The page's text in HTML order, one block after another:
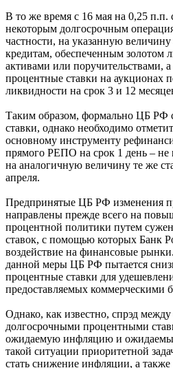
В то же время с 16 мая на 0,25
некоторым долгосрочным
частности, на указанную
кредитам, обеспеченным золотом
активами или поручительствами,
процентные ставки на аукционах
ликвидности на срок 3 и 12
Таким образом, формально ЦБ РФ
ставки, однако необходимо
основному инструменту
прямого РЕПО на срок 1 день –
на аналогичную величину те же
апреля.
Предпринятые ЦБ РФ изменения
направлены прежде всего на
процентной политики путем
ставок, с помощью которых Банк
воздействие на финансовые
данной меры ЦБ РФ пытается
процентные ставки для
предоставляемых коммерческими
Однако, как известно, спрэд
долгосрочными процентными
ожидаемую инфляцию и
такой ситуации приоритетной
стать снижение инфляции, а